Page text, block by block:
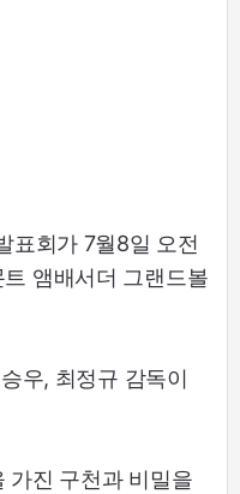
표회가 7월8일 오전
앰배서더 그랜드볼
우, 최정규 감독이
가진 구천과 비밀을